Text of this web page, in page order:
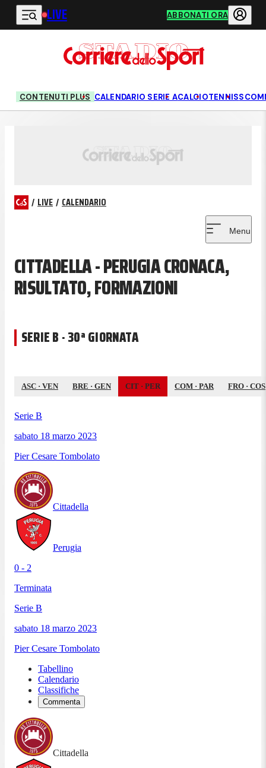
Vai al contenuto principale
LIVE ABBONATI ORA
CONTENUTI PLUS CALENDARIO SERIE ACALCIOTENNIS
/ LIVE / CALENDARIO
Menu
CITTADELLA - PERUGIA CRONACA,
RISULTATO, FORMAZIONI
SERIE B · 30ª GIORNATA
ASC · VEN BRE · GEN CIT · PER COM · PAR FRO · COS
Serie B
sabato 18 marzo 2023
Pier Cesare Tombolato
Cittadella
Perugia
0 - 2
Terminata
Serie B
sabato 18 marzo 2023
Pier Cesare Tombolato
Tabellino
Calendario
Classifiche
Commenta
Cittadella